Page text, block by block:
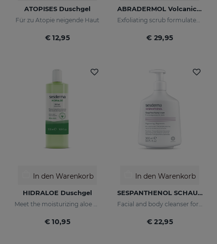
ATOPISES Duschgel
Für zu Atopie neigende Haut
€ 12,95
ABRADERMOL Volcanic Exfoliating Scrub
Exfoliating scrub formulated with volcanic rock.
€ 29,95
In den Warenkorb
HIDRALOE Duschgel
Meet the moisturizing aloe vera bath gel ideal for the whole family, even for the most sensitive skins and babies immature skin
€ 10,95
In den Warenkorb
SESPANTHENOL SCHAUMCREME OHNE SEIFE 300 ML
Facial and body cleanser for sensitive skin that has suffered aggressions.
€ 22,95